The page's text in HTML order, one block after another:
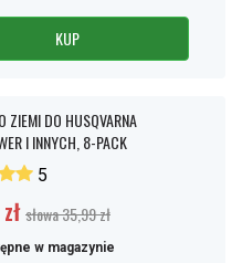
KUP
ZIEMI DO HUSQVARNA
I INNYCH, 8-PACK
5
słowa 35,99 zł
w magazynie